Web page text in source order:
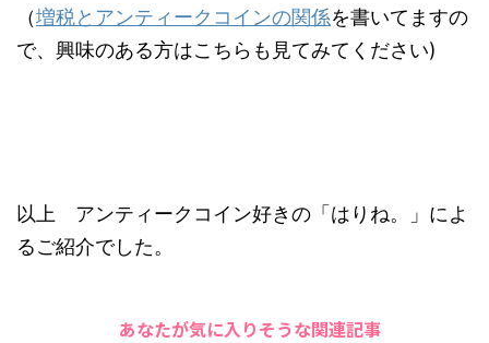
（増税とアンティークコインの関係を書いてますの
で、興味のある方はこちらも見てみてください)
以上 アンティークコイン好きの「はりね。」によ
るご紹介でした。
あなたが気に入りそうな関連記事